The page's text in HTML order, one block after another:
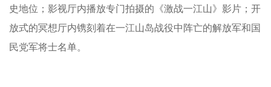
史地位；影视厅内播放专门拍摄的《激战一江山》影片；开
放式的冥想厅内镌刻着在一江山岛战役中阵亡的解放军和国
民党军将士名单。